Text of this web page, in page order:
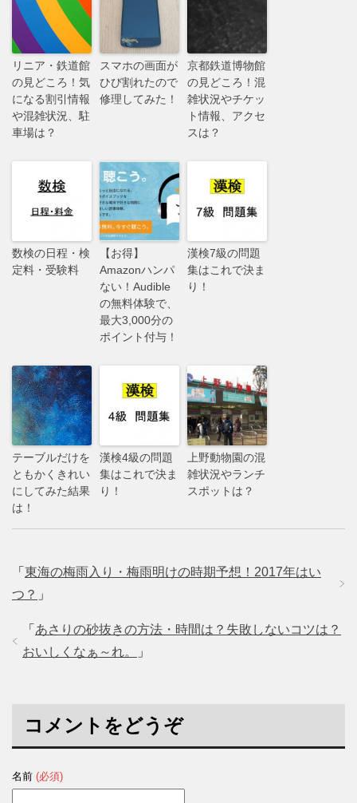
リニア・鉄道館
の見どころ！気
になる割引情報
や混雑状況、駐
車場は？
スマホの画面が
ひび割れたので
修理してみた！
京都鉄道博物館
の見どころ！混
雑状況やチケッ
ト情報、アクセ
スは？
数検の日程・検
定料・受験料
【お得】
Amazonハンパ
ない！Audible
の無料体験で、
最大3,000分の
ポイント付与！
漢検7級の問題
集はこれで決ま
り！
テーブルだけを
ともかくきれい
にしてみた結果
は！
漢検4級の問題
集はこれで決ま
り！
上野動物園の混
雑状況やランチ
スポットは？
「 東海の梅雨入り・梅雨明けの時期予想！2017年はい
つ？ 」
「 あさりの砂抜きの方法・時間は？失敗しないコツは？
おいしくなぁ～れ。
」
コメントをどうぞ
名前 (必須)